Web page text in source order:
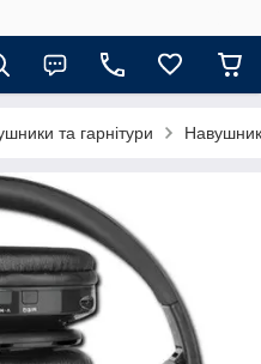
та гарнітури